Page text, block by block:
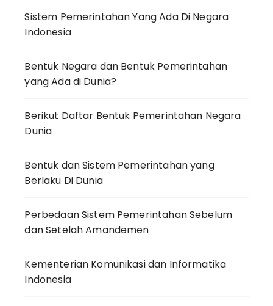
Sistem Pemerintahan Yang Ada Di Negara
Indonesia
Bentuk Negara dan Bentuk Pemerintahan
yang Ada di Dunia?
Berikut Daftar Bentuk Pemerintahan Negara
Dunia
Bentuk dan Sistem Pemerintahan yang
Berlaku Di Dunia
Perbedaan Sistem Pemerintahan Sebelum
dan Setelah Amandemen
Kementerian Komunikasi dan Informatika
Indonesia